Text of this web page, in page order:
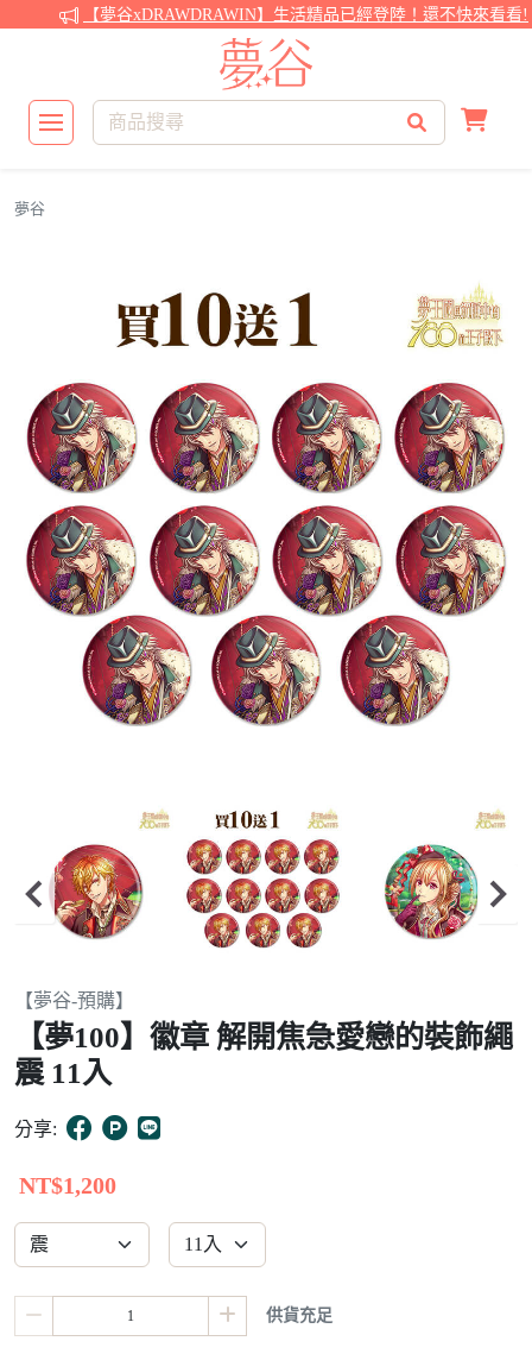
【夢谷xDRAWDRAWIN】生活精品已經登陸！還不快來看看!
夢谷
Item
of
10
【夢谷-預購】
【夢100】徽章 解開焦急愛戀的裝飾繩
震 11入
分享:
NT$1,200
供貨充足